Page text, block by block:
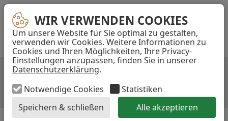
WIR VERWENDEN COOKIES
Um unsere Website für Sie optimal zu gestalten,
verwenden wir Cookies. Weitere Informationen zu
Cookies und Ihren Möglichkeiten, Ihre Privacy-
Einstellungen anzupassen, finden Sie in unserer
Datenschutzerklärung.
Notwendige Cookies
Statistiken
Speichern & schließen
Alle akzeptieren
WIR VERWENDEN COOKIES
...
Akzeptieren
Navigation
überspringen
E-
MAIL-
ADRESSE
„DER ÖPNV IST EIN
SCHLÜSSELTHEMA“